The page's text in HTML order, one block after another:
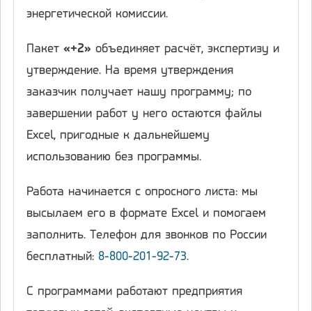
энергетической комиссии.
Пакет «+2» объединяет расчёт, экспертизу и
утверждение. На время утверждения
заказчик получает нашу программу; по
завершении работ у него остаются файлы
Excel, пригодные к дальнейшему
использованию без программы.
Работа начинается с опросного листа: мы
высылаем его в формате Excel и помогаем
заполнить. Телефон для звонков по России
бесплатный: 8-800-201-92-73.
С программами работают предприятия